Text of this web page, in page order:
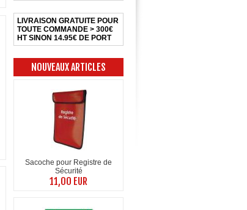
LIVRAISON GRATUITE POUR
TOUTE COMMANDE > 300€
HT SINON 14.95€ DE PORT
NOUVEAUX ARTICLES
Sacoche pour Registre de
Sécurité
11,00 EUR